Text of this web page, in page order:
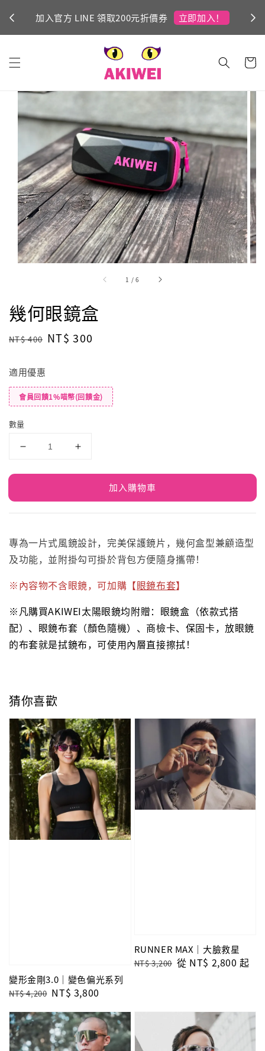
加入官方 LINE 領取200元折價券 立即加入！
1 /6
幾何眼鏡盒
Regular
NT$ 400 Sale
NT$ 300
適用優惠
會員回饋1%喵幣(回饋金)
數量
加入購物車
專為一片式風鏡設計，完美保護鏡片，幾何盒型兼顧造型
及功能，並附掛勾可掛於背包方便隨身攜帶！
※內容物不含眼鏡，可加購【眼鏡布套】
※凡購買AKIWEI太陽眼鏡均附贈：眼鏡盒（依款式搭
配）、眼鏡布套（顏色隨機）、商檢卡、保固卡，放眼鏡
的布套就是拭鏡布，可使用內層直接擦拭！
猜你喜歡
變形金剛3.0｜變色偏光系列
Regular
NT$ 4,200 Sale
NT$ 3,800
RUNNER MAX｜大臉救星
Regular
NT$ 3,200 Sale
從 NT$ 2,800 起